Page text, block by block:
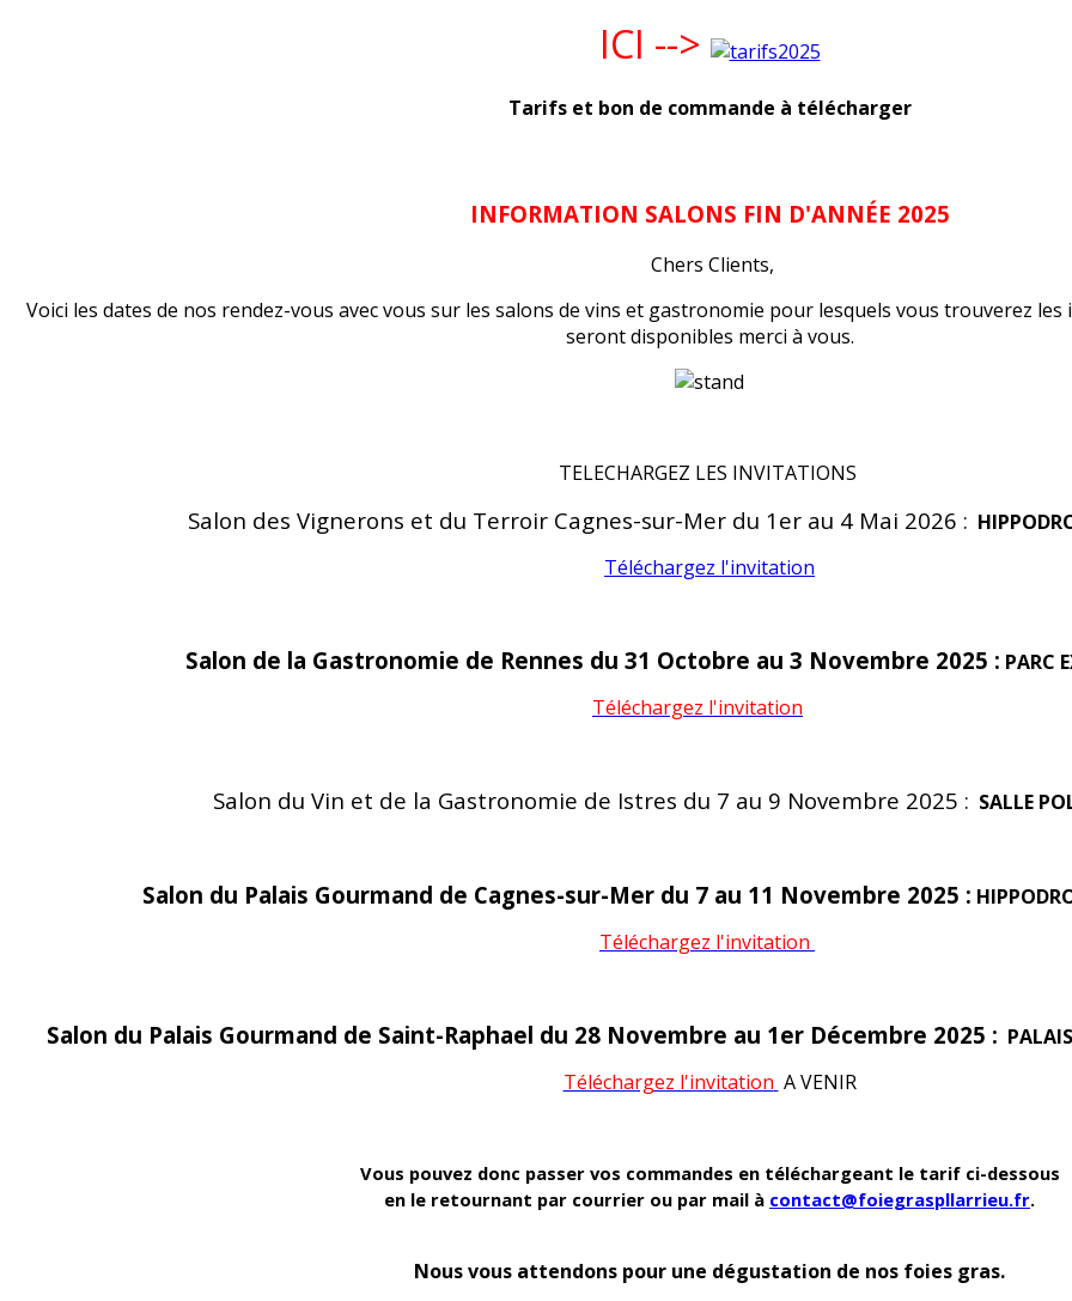
ICI -->
Tarifs et bon de commande à télécharger
INFORMATION SALONS FIN D'ANNÉE 2025
Chers Clients,
Voici les dates de nos rendez-vous avec vous sur les salons de vins et gastronomie pour lesquels vous trouverez
seront disponibles merci à vous.
TELECHARGEZ LES INVITATIONS
Salon des Vignerons et du Terroir Cagnes-sur-Mer du 1er au 4 Mai 2026 :
Téléchargez l'invitation
Salon de la Gastronomie de Rennes du 31 Octobre au 3 Novembre 2025 : PARC
Téléchargez l'invitation
Salon du Vin et de la Gastronomie de Istres du 7 au 9 Novembre 2025 : SALLE
Salon du Palais Gourmand de Cagnes-sur-Mer du 7 au 11 Novembre 2025 :
Téléchargez l'invitation
Salon du Palais Gourmand de Saint-Raphael du 28 Novembre au 1er Décembre 2025 :
Téléchargez l'invitation A VENIR
Vous pouvez donc passer vos commandes en téléchargeant le tarif ci-dessous
en le retournant par courrier ou par mail à contact@foiegraspllarrieu.fr.
Nous vous attendons pour une dégustation de nos foies gras.